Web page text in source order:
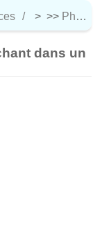
> >> Photographie Panoramique
dans un